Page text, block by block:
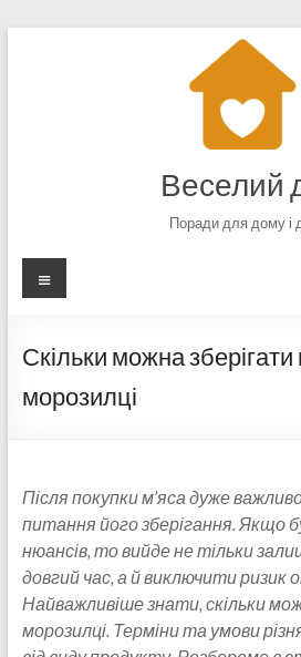
Веселий
Поради для дому і
Меню
Скільки можна зберігати
морозилці
Після покупки м’яса дуже
питання його зберігання. Якщо
нюансів, то вийде не тільки
довгий час, а й виключити ризик
Найважливіше знати, скільки
морозилці. Терміни та умови